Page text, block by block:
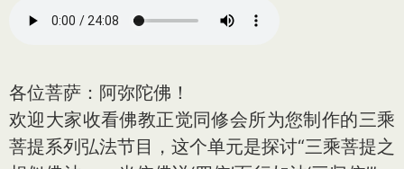
各位菩萨：阿弥陀佛！
欢迎大家收看佛教正觉同修会所为您制作的三乘
菩提系列弘法节目，这个单元是探讨“三乘菩提之